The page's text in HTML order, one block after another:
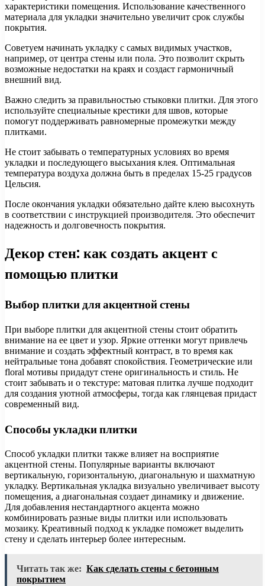
характеристики помещения. Использование качественного
материала для укладки значительно увеличит срок службы
покрытия.
Советуем начинать укладку с самых видимых участков,
например, от центра стены или пола. Это позволит скрыть
возможные недостатки на краях и создаст гармоничный
внешний вид.
Важно следить за правильностью стыковки плитки. Для этого
используйте специальные крестики для швов, которые
помогут поддерживать равномерные промежутки между
плитками.
Не стоит забывать о температурных условиях во время
укладки и последующего высыхания клея. Оптимальная
температура воздуха должна быть в пределах 15-25 градусов
Цельсия.
После окончания укладки обязательно дайте клею высохнуть
в соответствии с инструкцией производителя. Это обеспечит
надежность и долговечность покрытия.
Декор стен: как создать акцент с
помощью плитки
Выбор плитки для акцентной стены
При выборе плитки для акцентной стены стоит обратить
внимание на ее цвет и узор. Яркие оттенки могут привлечь
внимание и создать эффектный контраст, в то время как
нейтральные тона добавят спокойствия. Геометрические или
floral мотивы придадут стене оригинальность и стиль. Не
стоит забывать и о текстуре: матовая плитка лучше подходит
для создания уютной атмосферы, тогда как глянцевая придаст
современный вид.
Способы укладки плитки
Способ укладки плитки также влияет на восприятие
акцентной стены. Популярные варианты включают
вертикальную, горизонтальную, диагональную и шахматную
укладку. Вертикальная укладка визуально увеличивает высоту
помещения, а диагональная создает динамику и движение.
Для добавления нестандартного акцента можно
комбинировать разные виды плитки или использовать
мозаику. Креативный подход к укладке поможет выделить
стену и сделать интерьер более интересным.
Читать так же: Как сделать стены с бетонным
покрытием